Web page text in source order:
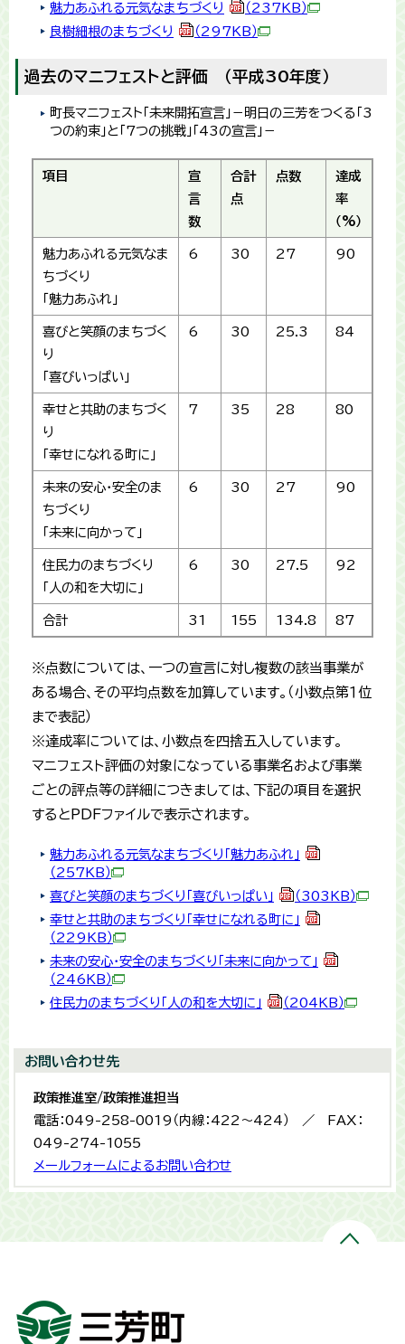
魅力あふれる元気なまちづくり
（237KB）
良樹細根のまちづくり
（297KB）
過去のマニフェストと評価 （平成30年度）
町長マニフェスト「未来開拓宣言」－明日の三芳をつくる「3
つの約束」と「7つの挑戦」「43の宣言」－
項目
宣
言
数
合計
点
点数
達成
率
（%）
魅力あふれる元気なま
ちづくり
「魅力あふれ」
6 30 27 90
喜びと笑顔のまちづく
り
「喜びいっぱい」
6 30 25.3 84
幸せと共助のまちづく
り
「幸せになれる町に」
7 35 28 80
未来の安心・安全のま
ちづくり
「未来に向かって」
6 30 27 90
住民力のまちづくり
「人の和を大切に」
6 30 27.5 92
合計 31 155 134.8 87
※点数については、一つの宣言に対し複数の該当事業が
ある場合、その平均点数を加算しています。（小数点第１位
まで表記）
※達成率については、小数点を四捨五入しています。
マニフェスト評価の対象になっている事業名および事業
ごとの評点等の詳細につきましては、下記の項目を選択
するとPDFファイルで表示されます。
魅力あふれる元気なまちづくり「魅力あふれ」
（257KB）
喜びと笑顔のまちづくり「喜びいっぱい」
（303KB）
幸せと共助のまちづくり「幸せになれる町に」
（229KB）
未来の安心・安全のまちづくり「未来に向かって」
（246KB）
住民力のまちづくり「人の和を大切に」
（204KB）
お問い合わせ先
政策推進室/政策推進担当
電話：049-258-0019（内線：422～424） ／ FAX：
049-274-1055
メールフォームによるお問い合わせ